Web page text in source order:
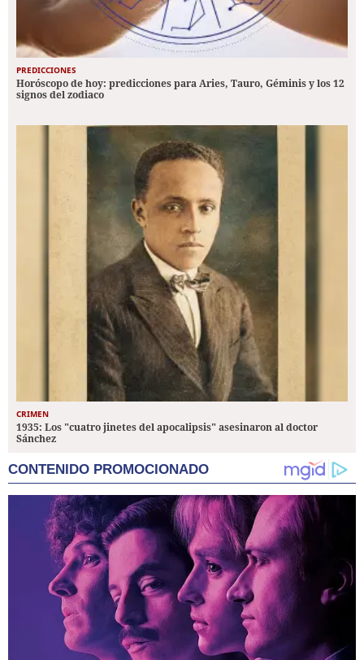
PREDICCIONES
Horóscopo de hoy: predicciones para Aries, Tauro, Géminis y los 12
signos del zodiaco
CRIMEN
1935: Los "cuatro jinetes del apocalipsis" asesinaron al doctor
Sánchez
CONTENIDO PROMOCIONADO